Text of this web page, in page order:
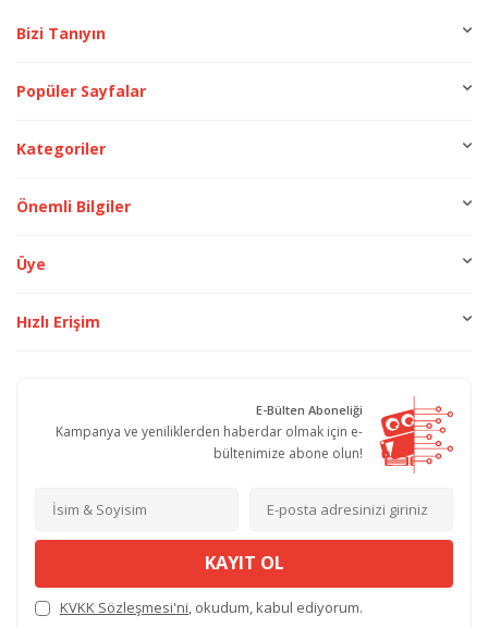
Bizi Tanıyın
Popüler Sayfalar
Kategoriler
Önemli Bilgiler
Üye
Hızlı Erişim
E-Bülten Aboneliği
Kampanya ve yeniliklerden haberdar olmak için e-
bültenimize abone olun!
KAYIT OL
KVKK Sözleşmesi'ni , okudum, kabul ediyorum.